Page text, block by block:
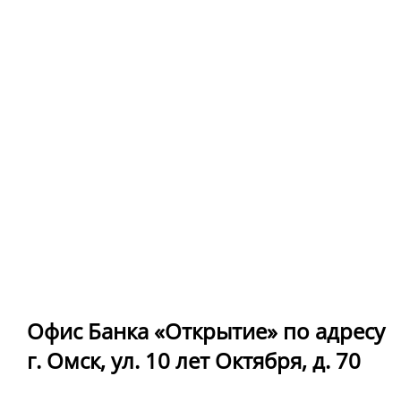
Офис Банка «Открытие» по адресу
г. Омск, ул. 10 лет Октября, д. 70